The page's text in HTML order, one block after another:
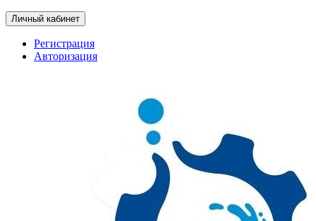
Личный кабинет
Регистрация
Авторизация